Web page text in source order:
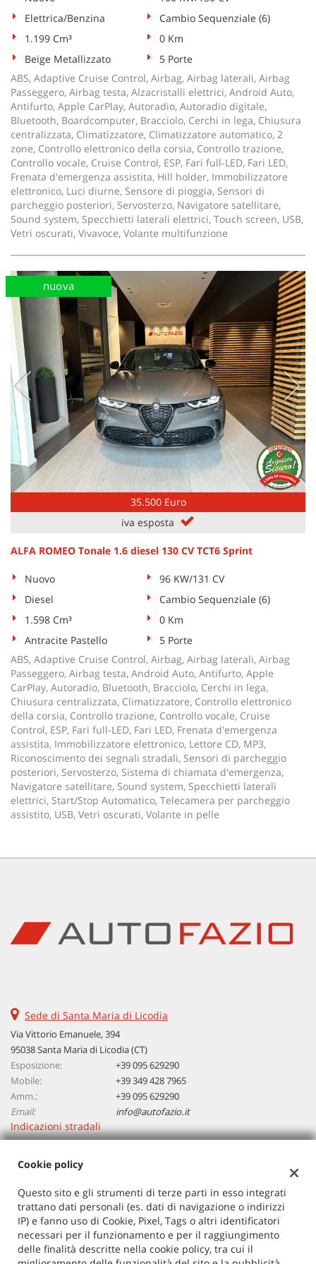
Elettrica/Benzina
Cambio Sequenziale (6)
1.199 Cm³
0 Km
Beige Metallizzato
5 Porte
ABS, Adaptive Cruise Control, Airbag, Airbag laterali, Airbag
Passeggero, Airbag testa, Alzacristalli elettrici, Android Auto,
Antifurto, Apple CarPlay, Autoradio, Autoradio digitale,
Bluetooth, Boardcomputer, Bracciolo, Cerchi in lega, Chiusura
centralizzata, Climatizzatore, Climatizzatore automatico, 2
zone, Controllo elettronico della corsia, Controllo trazione,
Controllo vocale, Cruise Control, ESP, Fari full-LED, Fari LED,
Frenata d'emergenza assistita, Hill holder, Immobilizzatore
elettronico, Luci diurne, Sensore di pioggia, Sensori di
parcheggio posteriori, Servosterzo, Navigatore satellitare,
Sound system, Specchietti laterali elettrici, Touch screen, USB,
Vetri oscurati, Vivavoce, Volante multifunzione
35.500 Euro
iva esposta
nuova
ALFA ROMEO Tonale 1.6 diesel 130 CV TCT6 Sprint
Nuovo
96 KW/131 CV
Diesel
Cambio Sequenziale (6)
1.598 Cm³
0 Km
Antracite Pastello
5 Porte
ABS, Adaptive Cruise Control, Airbag, Airbag laterali, Airbag
Passeggero, Airbag testa, Android Auto, Antifurto, Apple
CarPlay, Autoradio, Bluetooth, Bracciolo, Cerchi in lega,
Chiusura centralizzata, Climatizzatore, Controllo elettronico
della corsia, Controllo trazione, Controllo vocale, Cruise
Control, ESP, Fari full-LED, Fari LED, Frenata d'emergenza
assistita, Immobilizzatore elettronico, Lettore CD, MP3,
Riconoscimento dei segnali stradali, Sensori di parcheggio
posteriori, Servosterzo, Sistema di chiamata d'emergenza,
Navigatore satellitare, Sound system, Specchietti laterali
elettrici, Start/Stop Automatico, Telecamera per parcheggio
assistito, USB, Vetri oscurati, Volante in pelle
Sede di Santa Maria di Licodia
Via Vittorio Emanuele, 394
95038 Santa Maria di Licodia (CT)
Esposizione:
+39 095 629290
Mobile:
+39 349 428 7965
Amm.:
+39 095 629290
Email:
info@autofazio.it
Indicazioni stradali
Autosalone Fazio Salvatore Srl
Via Vittorio Emanuele, 394, Santa Maria di Licodia (CT)
C.F/P.IVA:03729380877
Registro delle imprese:CT
Cookie policy
Questo sito e gli strumenti di terze parti in esso integrati
trattano dati personali (es. dati di navigazione o indirizzi
IP) e fanno uso di Cookie, Pixel, Tags o altri identificatori
necessari per il funzionamento e per il raggiungimento
delle finalità descritte nella cookie policy, tra cui il
Cookie necessari
Cookie delle preferenze
Cookie per il miglioramento dell'esperienza utente
Cookie analitici
Cookie di marketing
Leggi
cookie
policy
le
impostazioni